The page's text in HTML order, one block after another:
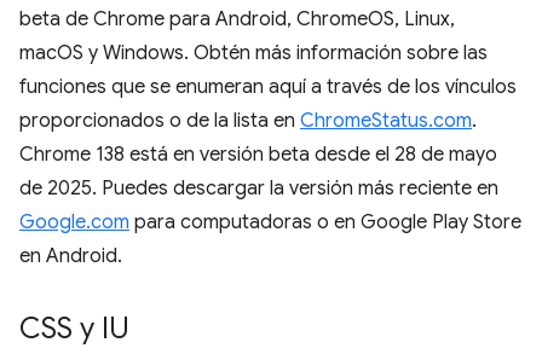
beta de Chrome para Android, ChromeOS, Linux,
macOS y Windows. Obtén más información sobre las
funciones que se enumeran aquí a través de los vínculos
proporcionados o de la lista en ChromeStatus.com.
Chrome 138 está en versión beta desde el 28 de mayo
de 2025. Puedes descargar la versión más reciente en
Google.com para computadoras o en Google Play Store
en Android.
CSS y IU